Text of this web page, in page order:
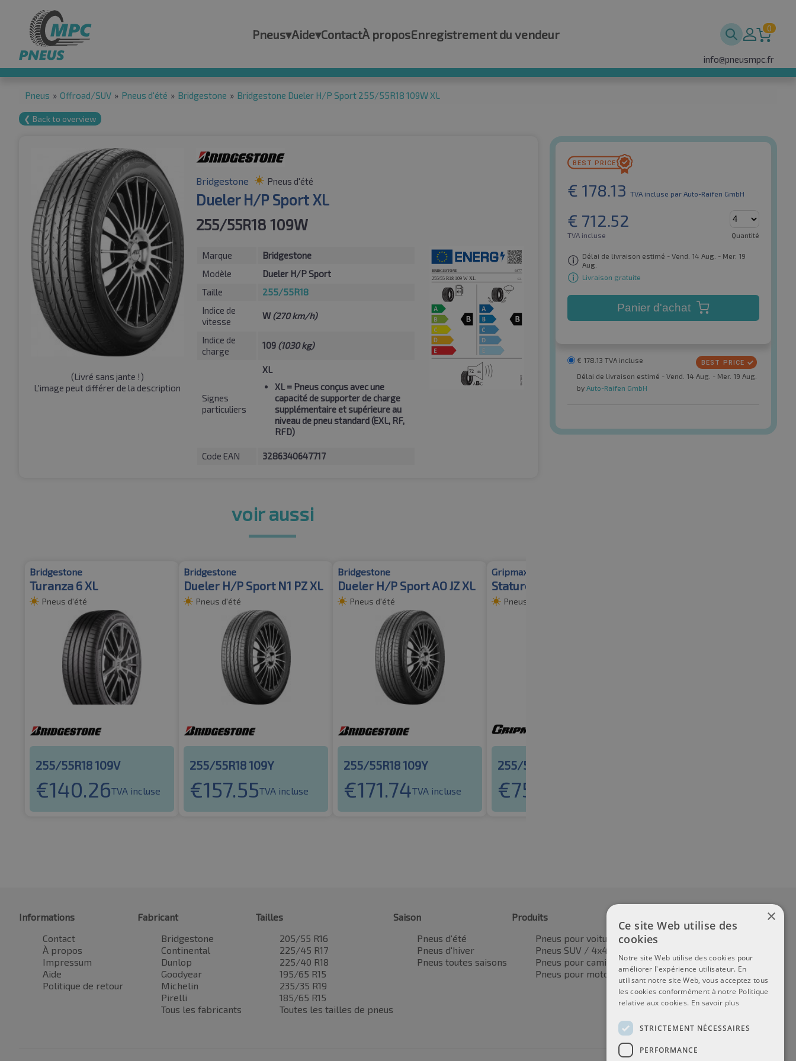
Pneus▾Aide▾ContactÀ proposEnregistrement du vendeur 0
info@pneusmpc.fr
Pneus » Offroad/SUV » Pneus d'été » Bridgestone » Bridgestone Dueler H/P Sport 255/55R18 109W XL
❮ Back to overview
(Livré sans jante !)
L'image peut différer de la description
Bridgestone Pneus d'été
Dueler H/P Sport XL
255/55R18 109W
Marque
Bridgestone
Modèle
Dueler H/P Sport
Taille
255/55R18
Indice de
vitesse
W (270 km/h)
Indice de
charge
109 (1030 kg)
Signes
particuliers
XL
XL= Pneus conçus avec une
capacité de supporter de charge
supplémentaire et supérieure au
niveau de pneu standard (EXL, RF,
RFD)
Code EAN 3286340647717
€ 178.13 TVA incluse par Auto-Raifen GmbH
€ 712.52
TVA incluse Quantité
Délai de livraison estimé - Vend. 14 Aug. - Mer. 19
Aug.
Livraison gratuite
Panier d'achat
€ 178.13 TVA incluse
Délai de livraison estimé - Vend. 14 Aug. - Mer. 19 Aug.
by Auto-Raifen GmbH
voir aussi
Bridgestone
Turanza 6 XL
Pneus d'été
255/55R18 109V
€140.26TVA incluse
Bridgestone
Dueler H/P Sport N1 PZ XL
Pneus d'été
255/55R18 109Y
€157.55TVA incluse
Bridgestone
Dueler H/P Sport AO JZ XL
Pneus d'été
255/55R18 109Y
€171.74TVA incluse
Gripmax
Stature H/T XL
Pneus d'été
255/55R18 109W
€75.61
Informations
Contact
À propos
Impressum
Aide
Politique de retour
Fabricant
Bridgestone
Continental
Dunlop
Goodyear
Michelin
Pirelli
Tous les fabricants
Tailles
205/55 R16
225/45 R17
225/40 R18
195/65 R15
235/35 R19
185/65 R15
Toutes les tailles de pneus
Saison
Pneus d'été
Pneus d'hiver
Pneus toutes saisons
Produits
Pneus pour voitures
Pneus SUV / 4x4
Pneus pour camionnettes
Pneus pour motos
×
Ce site Web utilise des
cookies
Notre site Web utilise des cookies pour
améliorer l'expérience utilisateur. En
utilisant notre site Web, vous acceptez tous
les cookies conformément à notre Politique
relative aux cookies. En savoir plus
STRICTEMENT NÉCESSAIRES
PERFORMANCE